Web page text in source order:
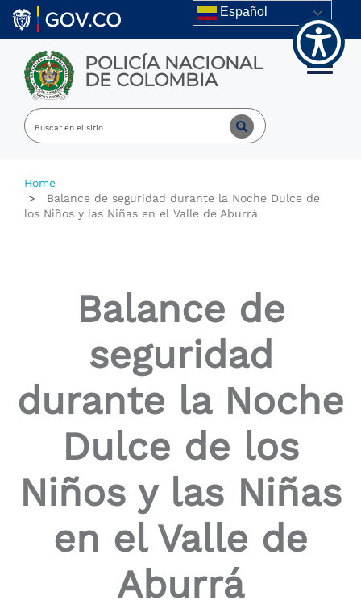
Welcome
All
Accessibility
screen
reader.
Accessibility
screen
reader
interact
Skip to main content Español
POLICÍA NACIONAL
DE COLOMBIA Toggle
Home
Balance de seguridad durante la Noche Dulce de
los Niños y las Niñas en el Valle de Aburrá
Balance de
seguridad
durante la Noche
Dulce de los
Niños y las Niñas
en el Valle de
Aburrá